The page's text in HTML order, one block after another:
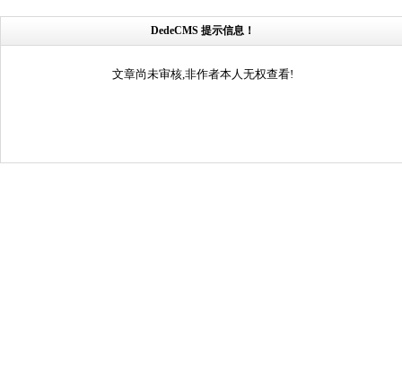
DedeCMS 提示信息！
文章尚未审核,非作者本人无权查看!